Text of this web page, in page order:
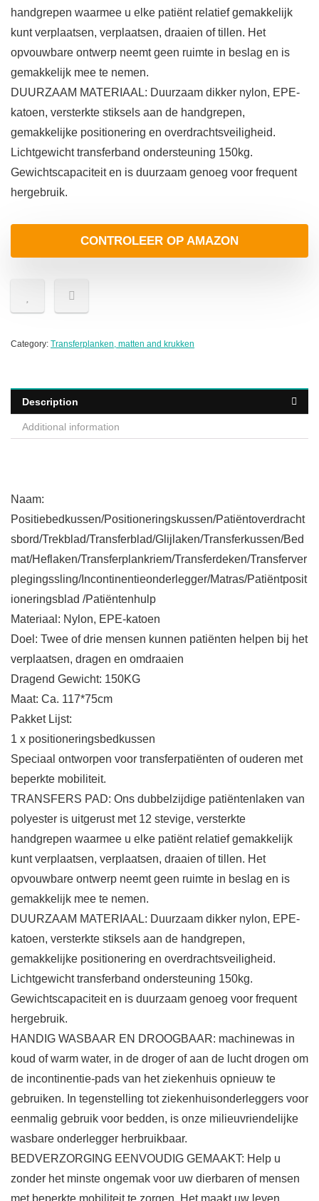
handgrepen waarmee u elke patiënt relatief gemakkelijk
kunt verplaatsen, verplaatsen, draaien of tillen. Het
opvouwbare ontwerp neemt geen ruimte in beslag en is
gemakkelijk mee te nemen.
DUURZAAM MATERIAAL: Duurzaam dikker nylon, EPE-
katoen, versterkte stiksels aan de handgrepen,
gemakkelijke positionering en overdrachtsveiligheid.
Lichtgewicht transferband ondersteuning 150kg.
Gewichtscapaciteit en is duurzaam genoeg voor frequent
hergebruik.
CONTROLEER OP AMAZON
Category: Transferplanken, matten and krukken
Description
Additional information
Naam:
Positiebedkussen/Positioneringskussen/Patiëntoverdracht
sbord/Trekblad/Transferblad/Glijlaken/Transferkussen/Bed
mat/Heflaken/Transferplankriem/Transferdeken/Transferver
plegingssling/Incontinentieonderlegger/Matras/Patiëntposit
ioneringsblad /Patiëntenhulp
Materiaal: Nylon, EPE-katoen
Doel: Twee of drie mensen kunnen patiënten helpen bij het
verplaatsen, dragen en omdraaien
Dragend Gewicht: 150KG
Maat: Ca. 117*75cm
Pakket Lijst:
1 x positioneringsbedkussen
Speciaal ontworpen voor transferpatiënten of ouderen met
beperkte mobiliteit.
TRANSFERS PAD: Ons dubbelzijdige patiëntenlaken van
polyester is uitgerust met 12 stevige, versterkte
handgrepen waarmee u elke patiënt relatief gemakkelijk
kunt verplaatsen, verplaatsen, draaien of tillen. Het
opvouwbare ontwerp neemt geen ruimte in beslag en is
gemakkelijk mee te nemen.
DUURZAAM MATERIAAL: Duurzaam dikker nylon, EPE-
katoen, versterkte stiksels aan de handgrepen,
gemakkelijke positionering en overdrachtsveiligheid.
Lichtgewicht transferband ondersteuning 150kg.
Gewichtscapaciteit en is duurzaam genoeg voor frequent
hergebruik.
HANDIG WASBAAR EN DROOGBAAR: machinewas in
koud of warm water, in de droger of aan de lucht drogen om
de incontinentie-pads van het ziekenhuis opnieuw te
gebruiken. In tegenstelling tot ziekenhuisonderleggers voor
eenmalig gebruik voor bedden, is onze milieuvriendelijke
wasbare onderlegger herbruikbaar.
BEDVERZORGING EENVOUDIG GEMAAKT: Help u
zonder het minste ongemak voor uw dierbaren of mensen